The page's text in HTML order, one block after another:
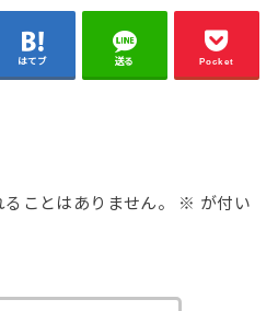
はてブ 送る Pocket
ことはありません。 ※ が付い